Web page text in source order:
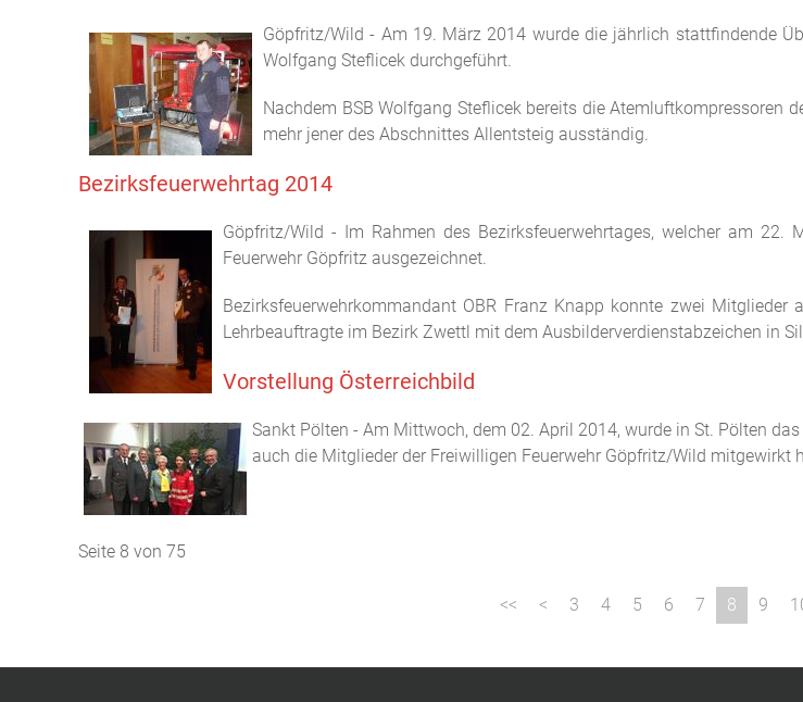
Göpfritz/Wild - Am 19. März 2014 wurde die jährlich stattfindende
Wolfgang Steflicek durchgeführt.
Nachdem BSB Wolfgang Steflicek bereits die Atemluftkompressoren
mehr jener des Abschnittes Allentsteig ausständig.
Bezirksfeuerwehrtag 2014
Göpfritz/Wild - Im Rahmen des Bezirksfeuerwehrtages, welcher am
Feuerwehr Göpfritz ausgezeichnet.
Bezirksfeuerwehrkommandant OBR Franz Knapp konnte zwei
Lehrbeauftragte im Bezirk Zwettl mit dem Ausbilderverdienstabzeichen in
Vorstellung Österreichbild
Sankt Pölten - Am Mittwoch, dem 02. April 2014, wurde in St. Pölten
auch die Mitglieder der Freiwilligen Feuerwehr Göpfritz/Wild mitgewirkt
Seite 8 von 75
3 4 5 6 7 8 9